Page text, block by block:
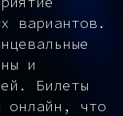
вариантов.
и
Билеты
онлайн, что